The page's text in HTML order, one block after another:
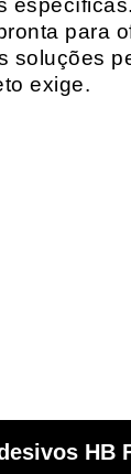
para
soluções
exige.
HB